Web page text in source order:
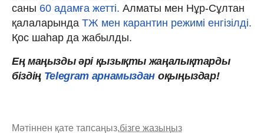
саны 60 адамға жетті. Алматы мен Нұр-Сұлтан
қалаларында ТЖ мен карантин режимі енгізілді.
Қос шаһар да жабылды.
Ең маңызды әрі қызықты жаңалықтарды
біздің Telegram арнамыздан оқыңыздар!
Мәтіннен қате тапсаңыз,бізге жазыңыз